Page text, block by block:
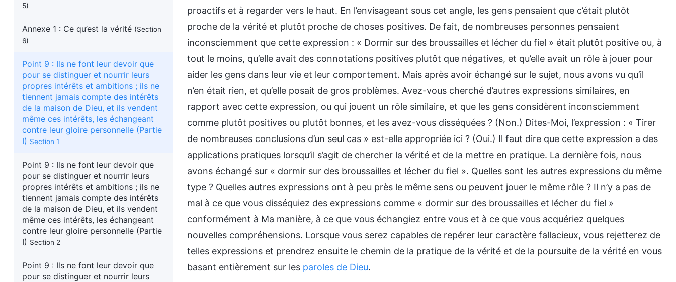
5)
Annexe 1 : Ce qu’est la vérité (Section
6)
Point 9 : Ils ne font leur devoir que
pour se distinguer et nourrir leurs
propres intérêts et ambitions ; ils ne
tiennent jamais compte des intérêts
de la maison de Dieu, et ils vendent
même ces intérêts, les échangeant
contre leur gloire personnelle (Partie
I) Section 1
Point 9 : Ils ne font leur devoir que
pour se distinguer et nourrir leurs
propres intérêts et ambitions ; ils ne
tiennent jamais compte des intérêts
de la maison de Dieu, et ils vendent
même ces intérêts, les échangeant
contre leur gloire personnelle (Partie
I) Section 2
Point 9 : Ils ne font leur devoir que
pour se distinguer et nourrir leurs
proactifs et à regarder vers le haut. En l’envisageant sous cet angle, les gens pensaient que c’était plutôt
proche de la vérité et plutôt proche de choses positives. De fait, de nombreuses personnes pensaient
inconsciemment que cette expression : « Dormir sur des broussailles et lécher du fiel » était plutôt positive ou, à
tout le moins, qu’elle avait des connotations positives plutôt que négatives, et qu’elle avait un rôle à jouer pour
aider les gens dans leur vie et leur comportement. Mais après avoir échangé sur le sujet, nous avons vu qu’il
n’en était rien, et qu’elle posait de gros problèmes. Avez-vous cherché d’autres expressions similaires, en
rapport avec cette expression, ou qui jouent un rôle similaire, et que les gens considèrent inconsciemment
comme plutôt positives ou plutôt bonnes, et les avez-vous disséquées ? (Non.) Dites-Moi, l’expression : « Tirer
de nombreuses conclusions d’un seul cas » est-elle appropriée ici ? (Oui.) Il faut dire que cette expression a des
applications pratiques lorsqu’il s’agit de chercher la vérité et de la mettre en pratique. La dernière fois, nous
avons échangé sur « dormir sur des broussailles et lécher du fiel ». Quelles sont les autres expressions du même
type ? Quelles autres expressions ont à peu près le même sens ou peuvent jouer le même rôle ? Il n’y a pas de
mal à ce que vous disséquiez des expressions comme « dormir sur des broussailles et lécher du fiel »
conformément à Ma manière, à ce que vous échangiez entre vous et à ce que vous acquériez quelques
nouvelles compréhensions. Lorsque vous serez capables de repérer leur caractère fallacieux, vous rejetterez de
telles expressions et prendrez ensuite le chemin de la pratique de la vérité et de la poursuite de la vérité en vous
basant entièrement sur les paroles de Dieu.